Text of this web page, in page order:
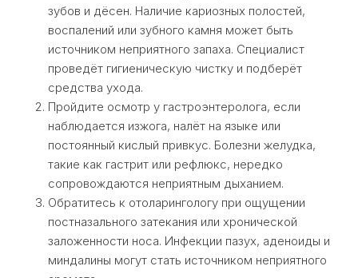
зубов и дёсен. Наличие кариозных полостей,
воспалений или зубного камня может быть
источником неприятного запаха. Специалист
проведёт гигиеническую чистку и подберёт
средства ухода.
Пройдите осмотр у гастроэнтеролога, если
наблюдается изжога, налёт на языке или
постоянный кислый привкус. Болезни желудка,
такие как гастрит или рефлюкс, нередко
сопровождаются неприятным дыханием.
Обратитесь к отоларингологу при ощущении
постназального затекания или хронической
заложенности носа. Инфекции пазух, аденоиды и
миндалины могут стать источником неприятного